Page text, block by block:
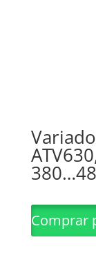
Comprar